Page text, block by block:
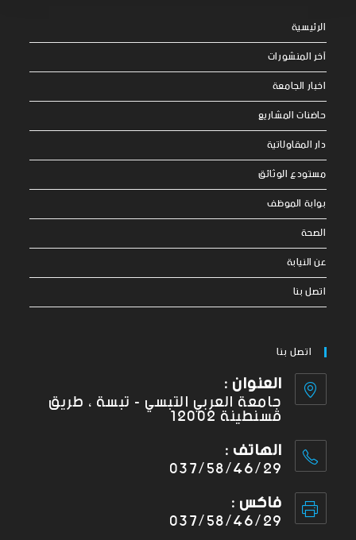
الرئيسية
آخر المنشورات
اخبار الجامعة
حاضنات المشاريع
دار المقاولاتية
مستودع الوثائق
بوابة الموظف
الصحة
عن النيابة
اتصل بنا
اتصل بنا
العنوان :
جامعة العربي التبسي - تبسة ، طريق
قسنطينة 12002
الهاتف :
037/58/46/29
فاكس :
037/58/46/29